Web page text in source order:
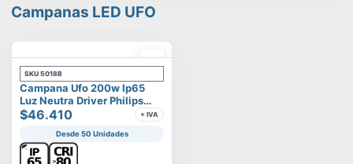
Campanas LED UFO
SKU 5018B
Campana Ufo 200w Ip65
Luz Neutra Driver Philips
Modelo Eltanin
$46.410 + IVA
Desde 50 Unidades